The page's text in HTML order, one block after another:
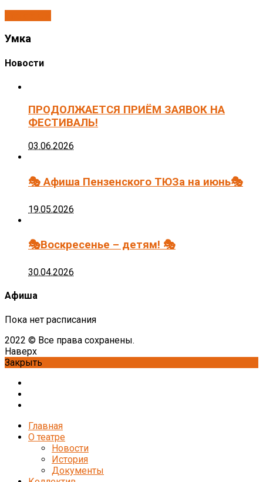
Умка
Новости
ПРОДОЛЖАЕТСЯ ПРИЁМ ЗАЯВОК НА
ФЕСТИВАЛЬ!
03.06.2026
🎭 Афиша Пензенского ТЮЗа на июнь🎭
19.05.2026
🎭Воскресенье – детям! 🎭
30.04.2026
Афиша
Пока нет расписания
2022 © Все права сохранены.
Наверх
Закрыть
Главная
О театре
Новости
История
Документы